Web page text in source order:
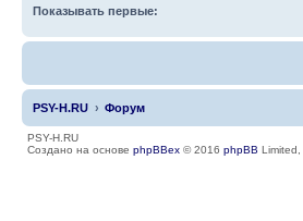
Показывать первые:
PSY-H.RU Форум
PSY-H.RU
Создано на основе phpBBex © 2016 phpBB Limited,